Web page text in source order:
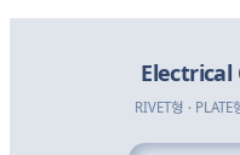
RIVET형 ·